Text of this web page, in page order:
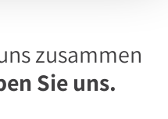
zusammen
Sie uns.